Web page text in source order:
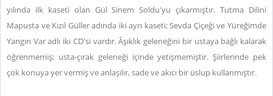
yılında ilk kaseti olan Gül Sinem Soldu'yu çıkarmıştır. Tutma Dilini
Mapusta ve Kızıl Güller adında iki ayrı kaseti; Sevda Çiçeği ve Yüreğimde
Yangın Var adlı iki CD'si vardır.Âşıklık geleneğini bir ustaya bağlı kalarak
öğrenmemiş; usta-çırak geleneği içinde yetişmemiştir. Şiirlerinde pek
çok konuya yer vermiş ve anlaşılır, sade ve akıcı bir üslup kullanmıştır.